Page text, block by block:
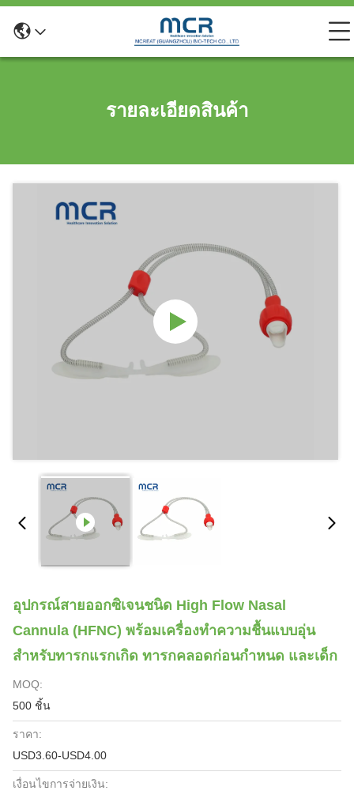
รายละเอียดสินค้า
อุปกรณ์สายออกซิเจนชนิด High Flow Nasal
Cannula (HFNC) พร้อมเครื่องทำความชื้นแบบอุ่น
สำหรับทารกแรกเกิด ทารกคลอดก่อนกำหนด และเด็ก
MOQ:
500 ชิ้น
ราคา:
USD3.60-USD4.00
เงื่อนไขการจ่ายเงิน: